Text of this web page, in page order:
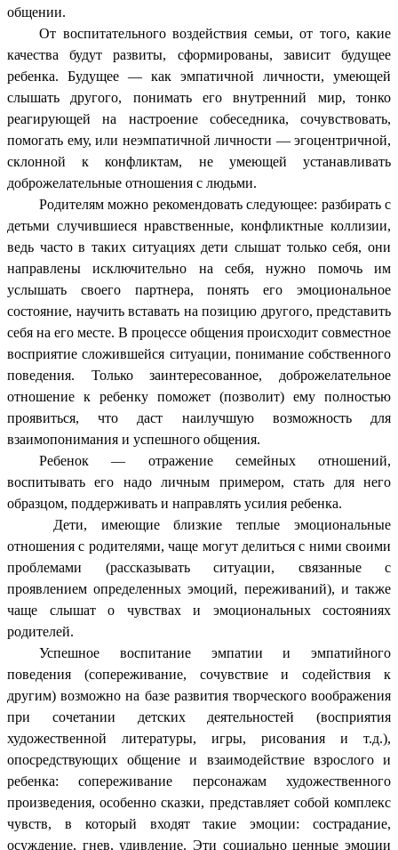
общении.
От воспитательного воздействия семьи, от того, какие
качества будут развиты, сформированы, зависит будущее
ребенка. Будущее — как эмпатичной личности, умеющей
слышать другого, понимать его внутренний мир, тонко
реагирующей на настроение собеседника, сочувствовать,
помогать ему, или неэмпатичной личности — эгоцентричной,
склонной к конфликтам, не умеющей устанавливать
доброжелательные отношения с людьми.
Родителям можно рекомендовать следующее: разбирать с
детьми случившиеся нравственные, конфликтные коллизии,
ведь часто в таких ситуациях дети слышат только себя, они
направлены исключительно на себя, нужно помочь им
услышать своего партнера, понять его эмоциональное
состояние, научить вставать на позицию другого, представить
себя на его месте. В процессе общения происходит совместное
восприятие сложившейся ситуации, понимание собственного
поведения. Только заинтересованное, доброжелательное
отношение к ребенку поможет (позволит) ему полностью
проявиться, что даст наилучшую возможность для
взаимопонимания и успешного общения.
Ребенок — отражение семейных отношений,
воспитывать его надо личным примером, стать для него
образцом, поддерживать и направлять усилия ребенка.
Дети, имеющие близкие теплые эмоциональные
отношения с родителями, чаще могут делиться с ними своими
проблемами (рассказывать ситуации, связанные с
проявлением определенных эмоций, переживаний), и также
чаще слышат о чувствах и эмоциональных состояниях
родителей.
Успешное воспитание эмпатии и эмпатийного
поведения (сопереживание, сочувствие и содействия к
другим) возможно на базе развития творческого воображения
при сочетании детских деятельностей (восприятия
художественной литературы, игры, рисования и т.д.),
опосредствующих общение и взаимодействие взрослого и
ребенка: сопереживание персонажам художественного
произведения, особенно сказки, представляет собой комплекс
чувств, в который входят такие эмоции: сострадание,
осуждение, гнев, удивление. Эти социально ценные эмоции